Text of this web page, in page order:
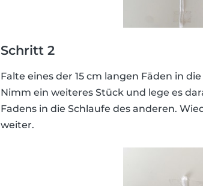
Schritt 2
Falte eines der 15 cm langen Fäden in
Nimm ein weiteres Stück und lege es
Fadens in die Schlaufe des anderen.
weiter.